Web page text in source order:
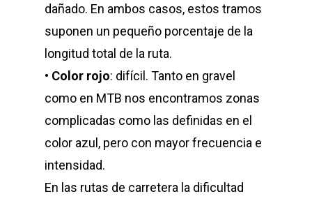
dañado. En ambos casos, estos tramos
suponen un pequeño porcentaje de la
longitud total de la ruta.
• Color rojo: difícil. Tanto en gravel
como en MTB nos encontramos zonas
complicadas como las definidas en el
color azul, pero con mayor frecuencia e
intensidad.
En las rutas de carretera la dificultad